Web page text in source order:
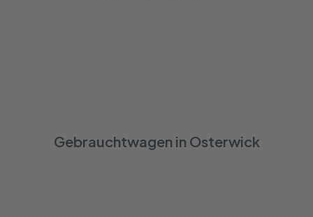
Gebrauchtwagen in Osterwick